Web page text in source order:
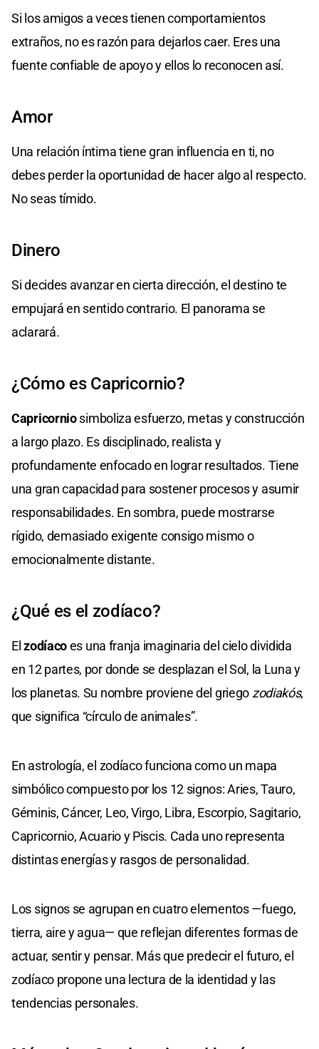
Si los amigos a veces tienen comportamientos
extraños, no es razón para dejarlos caer. Eres una
fuente confiable de apoyo y ellos lo reconocen así.
Amor
Una relación íntima tiene gran influencia en ti, no
debes perder la oportunidad de hacer algo al respecto.
No seas tímido.
Dinero
Si decides avanzar en cierta dirección, el destino te
empujará en sentido contrario. El panorama se
aclarará.
¿Cómo es Capricornio?
Capricorniosimboliza esfuerzo, metas y construcción
a largo plazo. Es disciplinado, realista y
profundamente enfocado en lograr resultados. Tiene
una gran capacidad para sostener procesos y asumir
responsabilidades. En sombra, puede mostrarse
rígido, demasiado exigente consigo mismo o
emocionalmente distante.
¿Qué es el zodíaco?
Elzodíacoes una franja imaginaria del cielo dividida
en 12 partes, por donde se desplazan el Sol, la Luna y
los planetas. Su nombre proviene del griego zodiakós,
que significa “círculo de animales”.
En astrología, el zodíaco funciona como un mapa
simbólico compuesto por los 12 signos: Aries, Tauro,
Géminis, Cáncer, Leo, Virgo, Libra, Escorpio, Sagitario,
Capricornio, Acuario y Piscis. Cada uno representa
distintas energías y rasgos de personalidad.
Los signos se agrupan en cuatro elementos —fuego,
tierra, aire y agua— que reflejan diferentes formas de
actuar, sentir y pensar. Más que predecir el futuro, el
zodíaco propone una lectura de la identidad y las
tendencias personales.